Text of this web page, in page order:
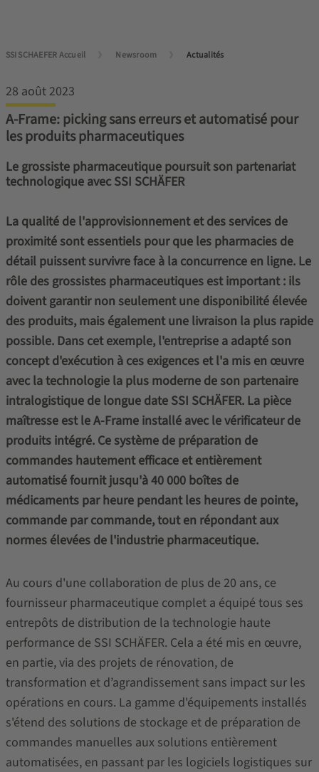
SSI SCHAEFER Accueil Newsroom Actualités
28 août 2023
A-Frame: picking sans erreurs et automatisé pour
les produits pharmaceutiques
Le grossiste pharmaceutique poursuit son partenariat
technologique avec SSI SCHÄFER
La qualité de l'approvisionnement et des services de
proximité sont essentiels pour que les pharmacies de
détail puissent survivre face à la concurrence en ligne. Le
rôle des grossistes pharmaceutiques est important : ils
doivent garantir non seulement une disponibilité élevée
des produits, mais également une livraison la plus rapide
possible. Dans cet exemple, l'entreprise a adapté son
concept d'exécution à ces exigences et l'a mis en œuvre
avec la technologie la plus moderne de son partenaire
intralogistique de longue date SSI SCHÄFER. La pièce
maîtresse est le A-Frame installé avec le vérificateur de
produits intégré. Ce système de préparation de
commandes hautement efficace et entièrement
automatisé fournit jusqu'à 40 000 boîtes de
médicaments par heure pendant les heures de pointe,
commande par commande, tout en répondant aux
normes élevées de l'industrie pharmaceutique.
Au cours d'une collaboration de plus de 20 ans, ce
fournisseur pharmaceutique complet a équipé tous ses
entrepôts de distribution de la technologie haute
performance de SSI SCHÄFER. Cela a été mis en œuvre,
en partie, via des projets de rénovation, de
transformation et d’agrandissement sans impact sur les
opérations en cours. La gamme d'équipements installés
s'étend des solutions de stockage et de préparation de
commandes manuelles aux solutions entièrement
automatisées, en passant par les logiciels logistiques sur